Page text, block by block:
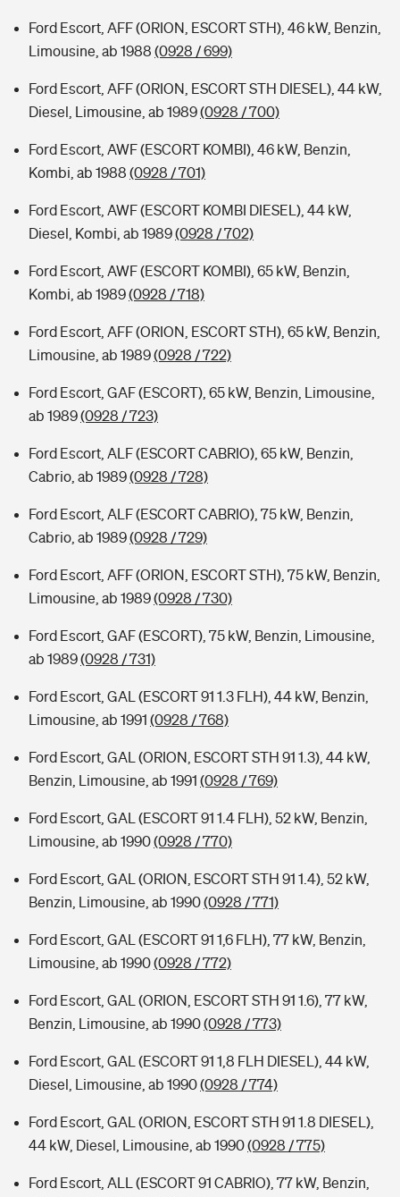
Ford Escort, AFF (ORION, ESCORT STH), 46 kW, Benzin,
Limousine, ab 1988 (0928 / 699)
Ford Escort, AFF (ORION, ESCORT STH DIESEL), 44 kW,
Diesel, Limousine, ab 1989(0928 / 700)
Ford Escort, AWF (ESCORT KOMBI), 46 kW, Benzin,
Kombi, ab 1988 (0928 / 701)
Ford Escort, AWF (ESCORT KOMBI DIESEL), 44 kW,
Diesel, Kombi, ab 1989(0928 / 702)
Ford Escort, AWF (ESCORT KOMBI), 65 kW, Benzin,
Kombi, ab 1989(0928 / 718)
Ford Escort, AFF (ORION, ESCORT STH), 65 kW, Benzin,
Limousine, ab 1989(0928 / 722)
Ford Escort, GAF (ESCORT), 65 kW, Benzin, Limousine,
ab 1989(0928 / 723)
Ford Escort, ALF (ESCORT CABRIO), 65 kW, Benzin,
Cabrio, ab 1989(0928 / 728)
Ford Escort, ALF (ESCORT CABRIO), 75 kW, Benzin,
Cabrio, ab 1989(0928 / 729)
Ford Escort, AFF (ORION, ESCORT STH), 75 kW, Benzin,
Limousine, ab 1989(0928 / 730)
Ford Escort, GAF (ESCORT), 75 kW, Benzin, Limousine,
ab 1989(0928 / 731)
Ford Escort, GAL (ESCORT 91 1.3 FLH), 44 kW, Benzin,
Limousine, ab 1991 (0928 / 768)
Ford Escort, GAL (ORION, ESCORT STH 91 1.3), 44 kW,
Benzin, Limousine, ab 1991 (0928 / 769)
Ford Escort, GAL (ESCORT 91 1.4 FLH), 52 kW, Benzin,
Limousine, ab 1990(0928 / 770)
Ford Escort, GAL (ORION, ESCORT STH 91 1.4), 52 kW,
Benzin, Limousine, ab 1990(0928 / 771)
Ford Escort, GAL (ESCORT 91 1,6 FLH), 77 kW, Benzin,
Limousine, ab 1990(0928 / 772)
Ford Escort, GAL (ORION, ESCORT STH 91 1.6), 77 kW,
Benzin, Limousine, ab 1990(0928 / 773)
Ford Escort, GAL (ESCORT 91 1,8 FLH DIESEL), 44 kW,
Diesel, Limousine, ab 1990(0928 / 774)
Ford Escort, GAL (ORION, ESCORT STH 91 1.8 DIESEL),
44 kW, Diesel, Limousine, ab 1990(0928 / 775)
Ford Escort, ALL (ESCORT 91 CABRIO), 77 kW, Benzin,